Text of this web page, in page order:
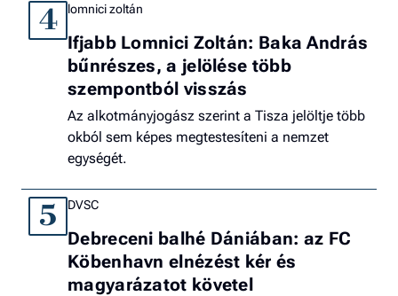
4 lomnici zoltán
Ifjabb Lomnici Zoltán: Baka András
bűnrészes, a jelölése több
szempontból visszás
Az alkotmányjogász szerint a Tisza jelöltje több
okból sem képes megtestesíteni a nemzet
egységét.
5 DVSC
Debreceni balhé Dániában: az FC
Köbenhavn elnézést kér és
magyarázatot követel